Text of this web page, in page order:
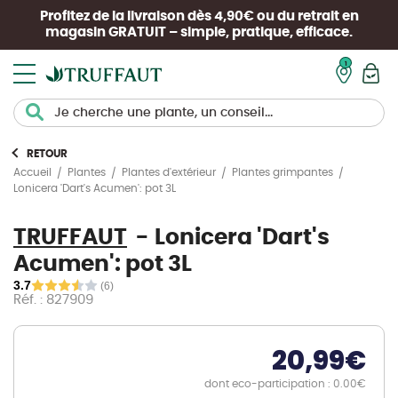
Profitez de la livraison dès 4,90€ ou du retrait en
magasin GRATUIT – simple, pratique, efficace.
RETOUR
Accueil
Plantes Plantes d'extérieur
Plantes grimpantes
Lonicera 'Dart's Acumen': pot 3L
TRUFFAUT
Lonicera 'Dart's
Acumen': pot 3L
3.7 (6)
Réf. : 827909
20,99€
dont eco-participation : 0.00€